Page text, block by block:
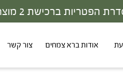
אודות ברא צמחים צור קשר